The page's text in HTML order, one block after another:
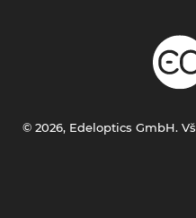
© 2026, Edeloptics GmbH.